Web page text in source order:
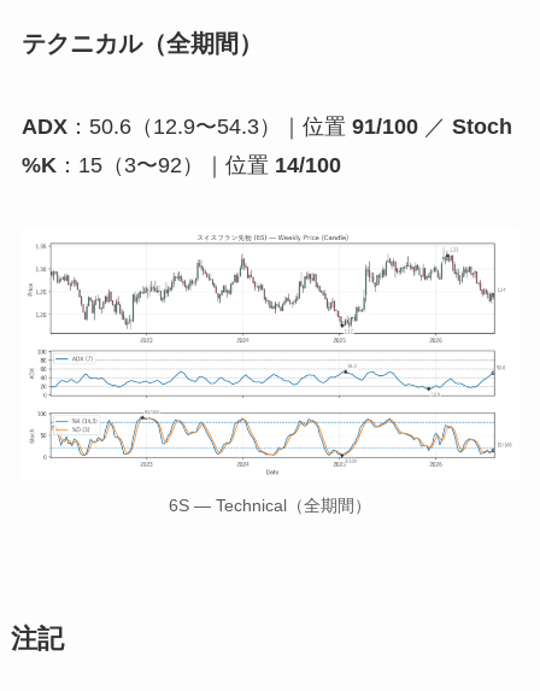
テクニカル（全期間）
ADX：50.6（12.9〜54.3）｜位置 91/100／ Stoch
%K：15（3〜92）｜位置 14/100
6S — Technical（全期間）
注記